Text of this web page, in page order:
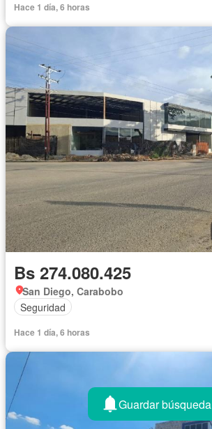
Hace 1 día, 6 horas
Bs 274.080.425
San Diego, Carabobo
Seguridad
Hace 1 día, 6 horas
Guardar búsqueda